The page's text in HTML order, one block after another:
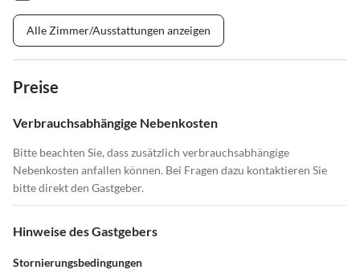
Alle Zimmer/Ausstattungen anzeigen
Preise
Verbrauchsabhängige Nebenkosten
Bitte beachten Sie, dass zusätzlich verbrauchsabhängige
Nebenkosten anfallen können. Bei Fragen dazu kontaktieren Sie
bitte direkt den Gastgeber.
Hinweise des Gastgebers
Stornierungsbedingungen